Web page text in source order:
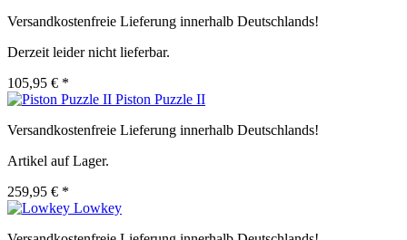
Versandkostenfreie Lieferung innerhalb Deutschlands!
Derzeit leider nicht lieferbar.
105,95 € *
Piston Puzzle II
Versandkostenfreie Lieferung innerhalb Deutschlands!
Artikel auf Lager.
259,95 € *
Lowkey